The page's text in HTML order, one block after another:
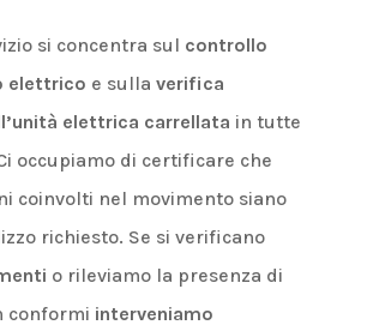
si concentra sul controllo
elettrico e sulla verifica
elettrica carrellata in tutte
occupiamo di certificare che
coinvolti nel movimento siano
richiesto. Se si verificano
o rileviamo la presenza di
conformi interveniamo